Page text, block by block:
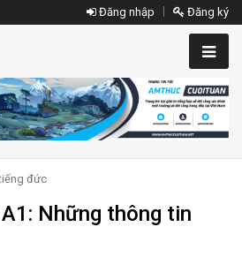
Đăng nhập Đăng ký
đức
Những thông tin